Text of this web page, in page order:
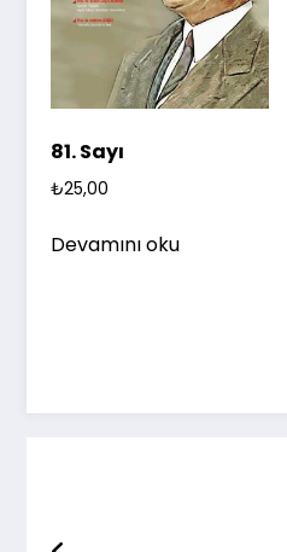
81. Sayı
₺25,00
Devamını oku